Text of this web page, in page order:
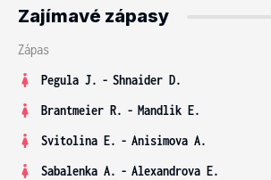
Zajímavé zápasy
Zápas
Pegula J. - Shnaider D.
Brantmeier R. - Mandlik E.
Svitolina E. - Anisimova A.
Sabalenka A. - Alexandrova E.